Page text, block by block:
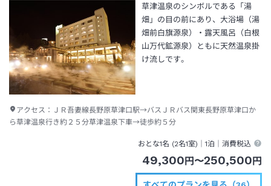
草津温泉のシンボルである「湯
畑」の目の前にあり、大浴場（湯
畑前白旗源泉）・露天風呂（白根
山万代鉱源泉）ともに天然温泉掛
け流しです。
アクセス： ＪＲ吾妻線長野原草津口駅→バスＪＲバス関東長野原草津口か
ら草津温泉行き約２５分草津温泉下車→徒歩約５分
おとな1名 (2名1室)｜1泊 ｜消費税込
49,300円〜250,500円